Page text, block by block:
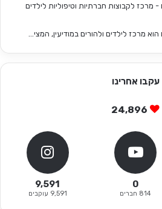
- מרכז לקבוצות חברתיות וטיפוליות לילדים
מרכז לילדים ולהורים במודיעין, המצי...
עקבו אחרינו
24,896
0
814 חברים
9,591
9,591 עוקבים